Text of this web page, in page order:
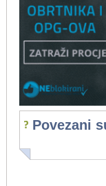
Povezani